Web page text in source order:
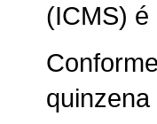
(ICMS) é